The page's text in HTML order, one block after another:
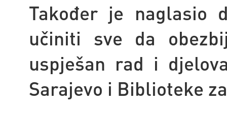
Također je naglasio
učiniti sve da
uspješan rad i
Sarajevo i Biblioteke